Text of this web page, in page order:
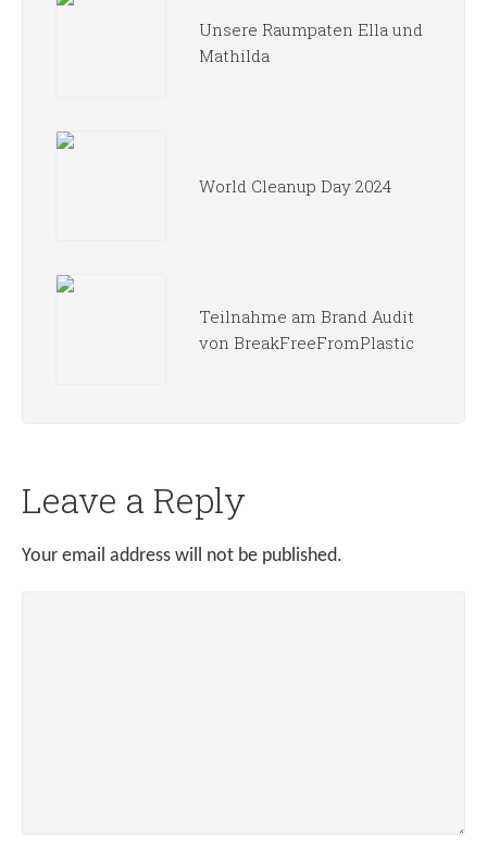
Unsere Raumpaten Ella und
Mathilda
World Cleanup Day 2024
Teilnahme am Brand Audit
von BreakFreeFromPlastic
Leave a Reply
Your email address will not be published.